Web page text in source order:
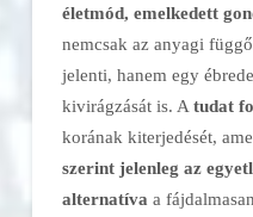
életmód, emelkedett
nemcsak az anyagi
jelenti, hanem egy
kivirágzását is. A tudat
korának kiterjedését,
szerint jelenleg az
alternatíva a